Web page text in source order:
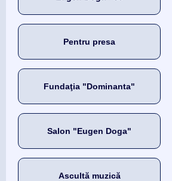
Pentru presa
Fundaţia "Dominanta"
Salon "Eugen Doga"
Ascultă muzică